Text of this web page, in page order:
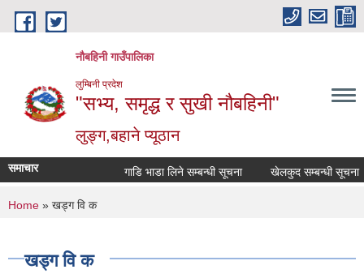
Skip to main content
नौबहिनी गाउँपालिका
लुम्बिनी प्रदेश
"सभ्य, समृद्ध र सुखी नौबहिनी"
लुङ्ग,बहाने प्यूठान
समाचार गाडि भाडा लिने सम्बन्धी सूचना खेलकुद सम्बन्धी सूचना
You are here
Home » खड्ग वि क
खड्ग वि क